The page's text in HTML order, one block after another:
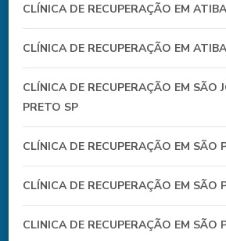
CLÍNICA DE RECUPERAÇÃO EM
CLÍNICA DE RECUPERAÇÃO EM
CLÍNICA DE RECUPERAÇÃO EM SÃO
PRETO SP
CLÍNICA DE RECUPERAÇÃO EM SÃO
CLÍNICA DE RECUPERAÇÃO EM SÃO
CLINICA DE RECUPERAÇÃO EM SÃO